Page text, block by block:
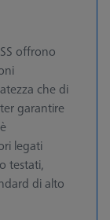
offrono
che di
garantire
legati
testati,
di alto